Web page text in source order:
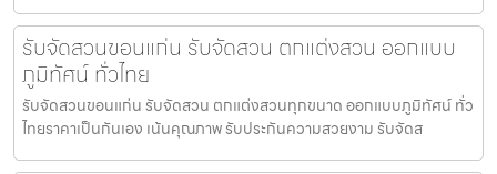
รับจัดสวนขอนแก่น รับจัดสวน ตกแต่งสวน ออกแบบ
ภูมิทัศน์ ทั่วไทย
รับจัดสวนขอนแก่น รับจัดสวน ตกแต่งสวนทุกขนาด ออกแบบภูมิทัศน์ ทั่ว
ไทยราคาเป็นกันเอง เน้นคุณภาพ รับประกันความสวยงาม รับจัดส